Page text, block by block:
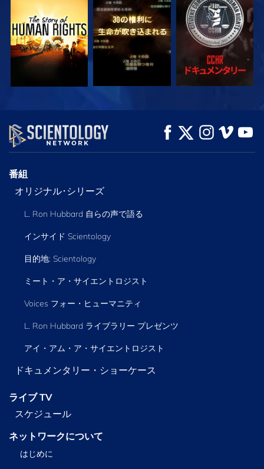
観る 観る 観る
観る シリーズを探求
番組
オリジナル･シリーズ
L. Ron Hubbard 自らの声で語る
インサイド Scientology
目的地: Scientology
ミート・ア・サイエントロジスト
Voices フォー・ヒューマニティ
L. Ron Hubbard ライブラリー プレゼンツ
アイ・アム・ア・サイエントロジスト
ドキュメンタリー・ショーケース
ライブ TV
スケジュール
ネットワークについて
はじめに